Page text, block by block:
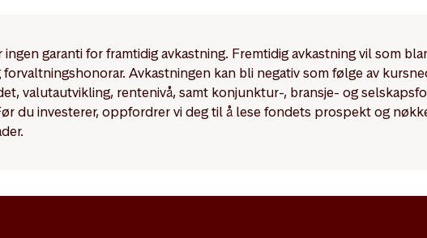
ingen garanti for framtidig avkastning. Fremtidig avkastning vil som
Avkastningen kan bli negativ som følge av
valutautvikling, rentenivå, samt konjunktur-, bransje- og
du investerer, oppfordrer vi deg til å lese fondets prospekt og